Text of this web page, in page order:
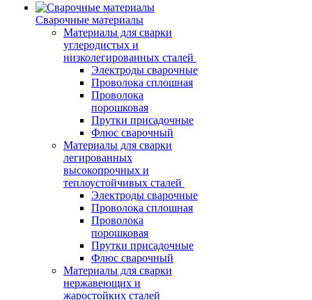
Сварочные материалы
Материалы для сварки
углеродистых и
низколегированных сталей
Электроды сварочные
Проволока сплошная
Проволока
порошковая
Прутки присадочные
Флюс сварочный
Материалы для сварки
легированных
высокопрочных и
теплоустойчивых сталей
Электроды сварочные
Проволока сплошная
Проволока
порошковая
Прутки присадочные
Флюс сварочный
Материалы для сварки
нержавеющих и
жаростойких сталей